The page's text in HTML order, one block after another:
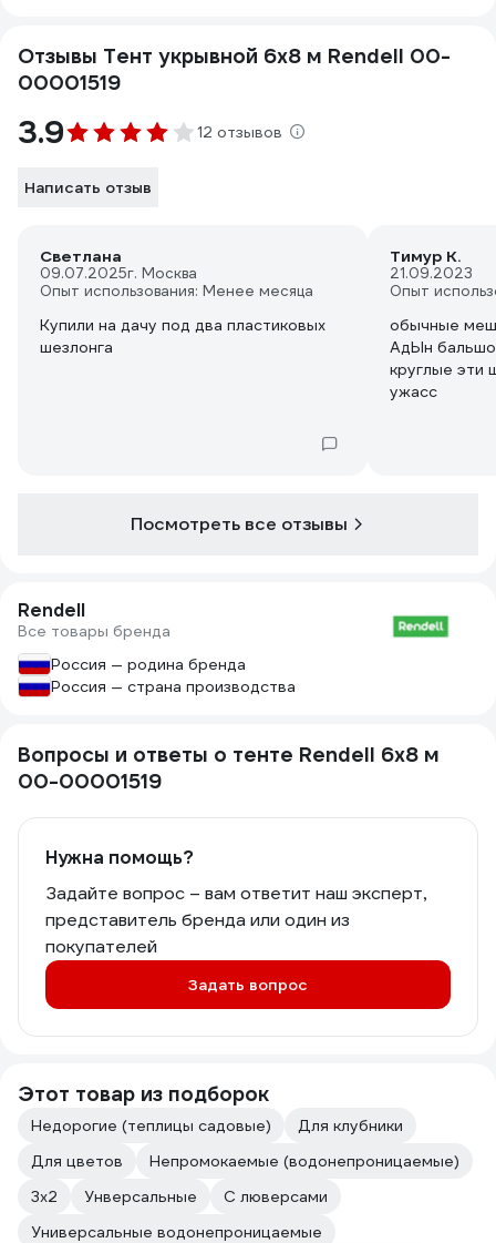
Отзывы Тент укрывной 6х8 м Rendell 00-
00001519
3.9 12 отзывов
Написать отзыв
Светлана
09.07.2025г. Москва
Опыт использования: Менее месяца
Купили на дачу под два пластиковых
шезлонга
Тимур К.
21.09.2023
Опыт
обычные
АдЫн
круглые эти
ужасс
Посмотреть все отзывы
Rendell
Все товары бренда
Россия — родина бренда
Россия — страна производства
Вопросы и ответы о тенте Rendell 6х8 м
00-00001519
Нужна помощь?
Задайте вопрос – вам ответит наш эксперт,
представитель бренда или один из
покупателей
Задать вопрос
Этот товар из подборок
Недорогие (теплицы садовые)
Для клубники
Для цветов
Непромокаемые (водонепроницаемые)
3х2
Унверсальные
С люверсами
Универсальные водонепроницаемые